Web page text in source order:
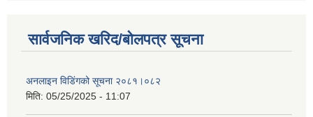
सार्वजनिक खरिद/बोलपत्र सूचना
अनलाइन विडि‌ं‍गको सूचना २०८१।०८२
मिति: 05/25/2025 - 11:07